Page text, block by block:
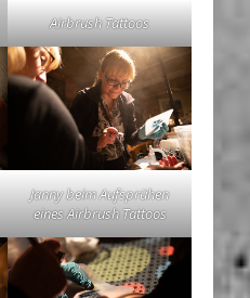
Airbrush Tattoos
Janny beim Aufsprühen
eines Airbrush Tattoos